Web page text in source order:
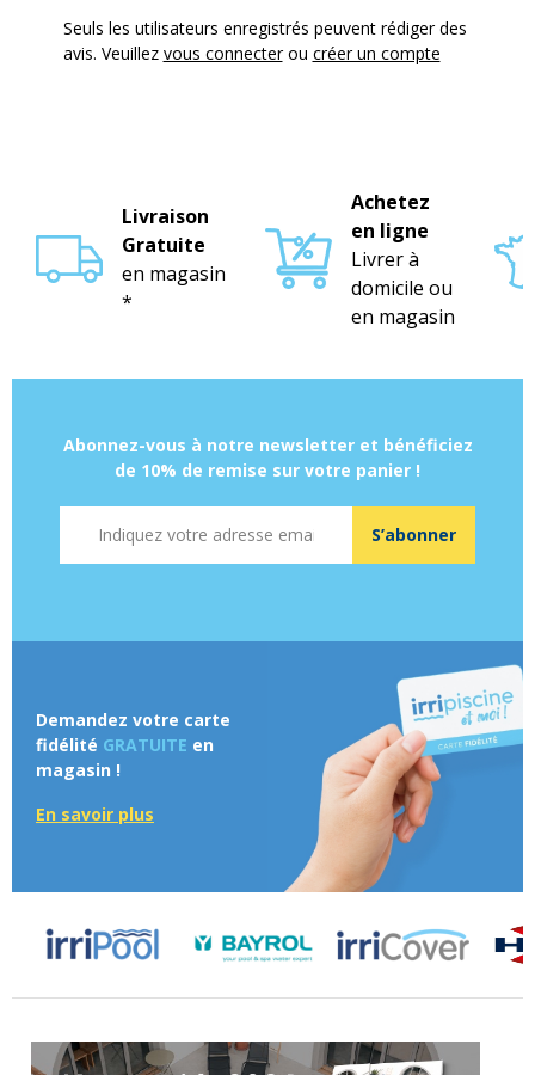
Seuls les utilisateurs enregistrés peuvent rédiger des
avis. Veuillez vous connecterou créer un compte
Livraison
Gratuite
en magasin
*
Achetez
en ligne
Livrer à
domicile ou
en magasin
Abonnez-vous à notre newsletter et bénéficiez
de 10% de remise sur votre panier !
S’abonner
Demandez votre carte
fidélité GRATUITE en
magasin !
En savoir plus